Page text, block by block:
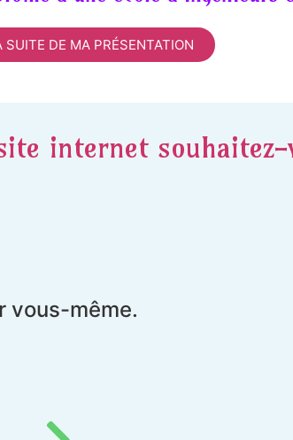
SUITE DE MA PRÉSENTATION
internet
vous-même.